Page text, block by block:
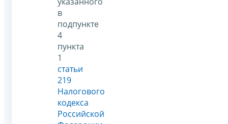
в
подпункте
4
пункта
1
статьи
219
Налогового
кодекса
Российской